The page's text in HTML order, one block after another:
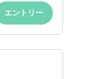
エントリー